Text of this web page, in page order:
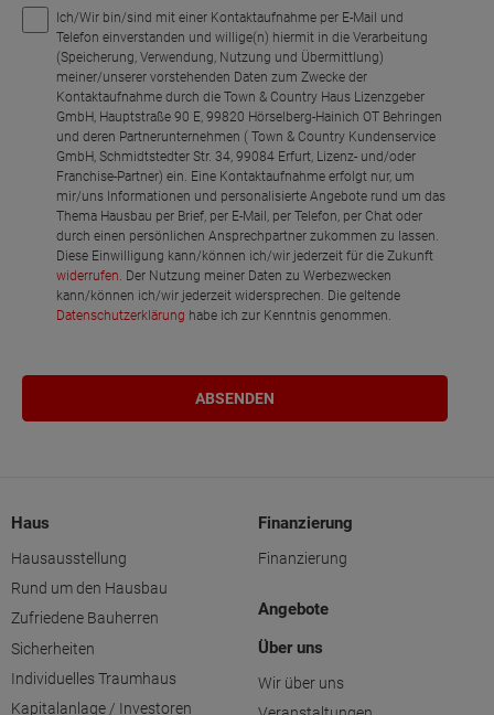
Ich/Wir bin/sind mit einer Kontaktaufnahme per E-Mail und
Telefon einverstanden und willige(n) hiermit in die Verarbeitung
(Speicherung, Verwendung, Nutzung und Übermittlung)
meiner/unserer vorstehenden Daten zum Zwecke der
Kontaktaufnahme durch die Town & Country Haus Lizenzgeber
GmbH, Hauptstraße 90 E, 99820 Hörselberg-Hainich OT Behringen
und deren Partnerunternehmen ( Town & Country Kundenservice
GmbH, Schmidtstedter Str. 34, 99084 Erfurt, Lizenz- und/oder
Franchise-Partner) ein. Eine Kontaktaufnahme erfolgt nur, um
mir/uns Informationen und personalisierte Angebote rund um das
Thema Hausbau per Brief, per E-Mail, per Telefon, per Chat oder
durch einen persönlichen Ansprechpartner zukommen zu lassen.
Diese Einwilligung kann/können ich/wir jederzeit für die Zukunft
widerrufen. Der Nutzung meiner Daten zu Werbezwecken
kann/können ich/wir jederzeit widersprechen. Die geltende
Datenschutzerklärung habe ich zur Kenntnis genommen.
Haus
Hausausstellung
Rund um den Hausbau
Zufriedene Bauherren
Sicherheiten
Individuelles Traumhaus
Kapitalanlage / Investoren
Finanzierung
Finanzierung
Angebote
Über uns
Wir über uns